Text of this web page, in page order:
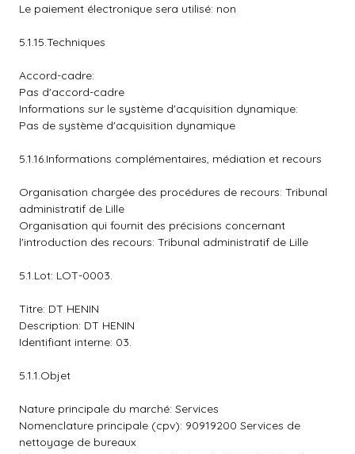
Le paiement électronique sera utilisé: non
5.1.15.Techniques
Accord-cadre:
Pas d'accord-cadre
Informations sur le système d'acquisition dynamique:
Pas de système d'acquisition dynamique
5.1.16.Informations complémentaires, médiation et recours
Organisation chargée des procédures de recours: Tribunal
administratif de Lille
Organisation qui fournit des précisions concernant
l'introduction des recours: Tribunal administratif de Lille
5.1.Lot: LOT-0003.
Titre: DT HENIN
Description: DT HENIN
Identifiant interne: 03.
5.1.1.Objet
Nature principale du marché: Services
Nomenclature principale (cpv): 90919200 Services de
nettoyage de bureaux